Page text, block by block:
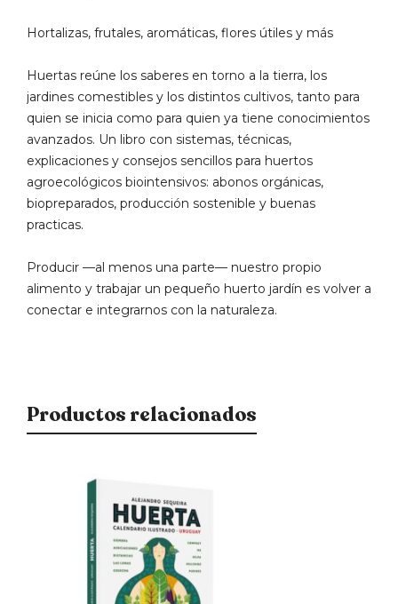
Hortalizas, frutales, aromáticas, flores útiles y más
Huertas reúne los saberes en torno a la tierra, los
jardines comestibles y los distintos cultivos, tanto para
quien se inicia como para quien ya tiene conocimientos
avanzados. Un libro con sistemas, técnicas,
explicaciones y consejos sencillos para huertos
agroecológicos biointensivos: abonos orgánicas,
biopreparados, producción sostenible y buenas
practicas.
Producir —al menos una parte— nuestro propio
alimento y trabajar un pequeño huerto jardín es volver a
conectar e integrarnos con la naturaleza.
Productos relacionados